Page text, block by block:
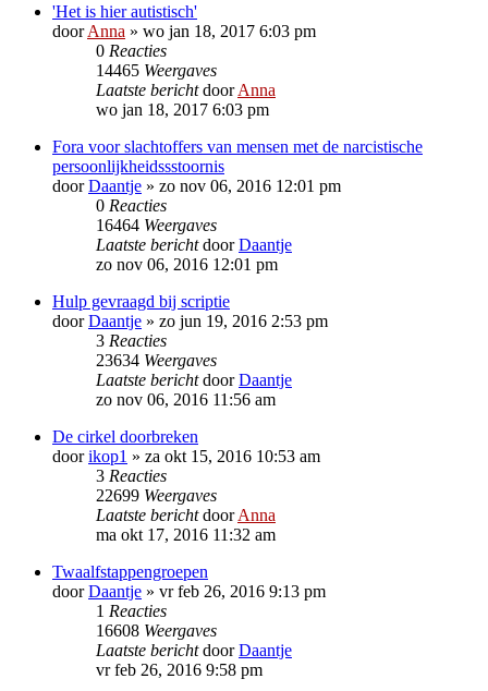
'Het is hier autistisch'
doorAnna » wo jan 18, 2017 6:03 pm
0 Reacties
14465 Weergaves
Laatste berichtdoorAnna
wo jan 18, 2017 6:03 pm
Fora voor slachtoffers van mensen met de narcistische
persoonlijkheidssstoornis
doorDaantje » zo nov 06, 2016 12:01 pm
0 Reacties
16464 Weergaves
Laatste berichtdoorDaantje
zo nov 06, 2016 12:01 pm
Hulp gevraagd bij scriptie
doorDaantje » zo jun 19, 2016 2:53 pm
3 Reacties
23634 Weergaves
Laatste berichtdoorDaantje
zo nov 06, 2016 11:56 am
De cirkel doorbreken
doorikop1 » za okt 15, 2016 10:53 am
3 Reacties
22699 Weergaves
Laatste berichtdoorAnna
ma okt 17, 2016 11:32 am
Twaalfstappengroepen
doorDaantje » vr feb 26, 2016 9:13 pm
1 Reacties
16608 Weergaves
Laatste berichtdoorDaantje
vr feb 26, 2016 9:58 pm